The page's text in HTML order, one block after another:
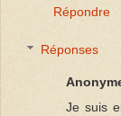
Répondre
Réponses
Je suis